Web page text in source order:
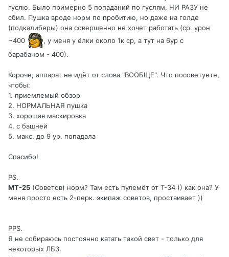
гуслю. Было примерно 5 попаданий по гуслям, НИ РАЗУ не
сбил. Пушка вроде норм по пробитию, но даже на голде
(подкалиберы) она совершенно не хочет работать (ср. урон
~400
, у меня у ёлки около 1к ср, а тут на 6ур с
барабаном - 400).
Короче, аппарат не идёт от слова "ВООБЩЕ". Что посоветуете,
чтобы:
1. приемлемый обзор
2. НОРМАЛЬНАЯ пушка
3. хорошая маскировка
4. с башней
5. макс. до 9 ур. попадала
Спасибо!
PS.
МТ-25 (Советов) норм? Там есть пулемёт от Т-34 )) как она? У
меня просто есть 2-перк. экипаж советов, простаивает ))
PPS.
Я не собираюсь постоянно катать такой свет - только для
некоторых ЛБЗ.